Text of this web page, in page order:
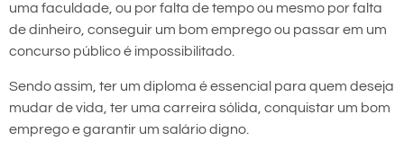
uma faculdade, ou por falta de tempo ou mesmo por falta
de dinheiro, conseguir um bom emprego ou passar em um
concurso público é impossibilitado.
Sendo assim, ter um diploma é essencial para quem deseja
mudar de vida, ter uma carreira sólida, conquistar um bom
emprego e garantir um salário digno.